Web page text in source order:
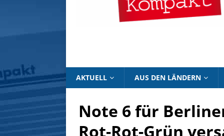
AKTUELL AUS DEN LÄNDERN
Note 6 für
Rot-Rot-Grün